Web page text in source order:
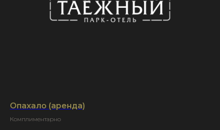
Опахало (аренда)
Комплиментарно